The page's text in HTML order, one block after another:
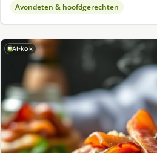
Avondeten & hoofdgerechten
AI-kok